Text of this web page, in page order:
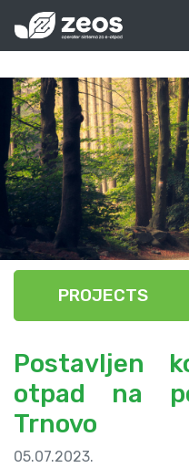
PROJECTS
Postavljen
otpad na
Trnovo
05.07.2023.